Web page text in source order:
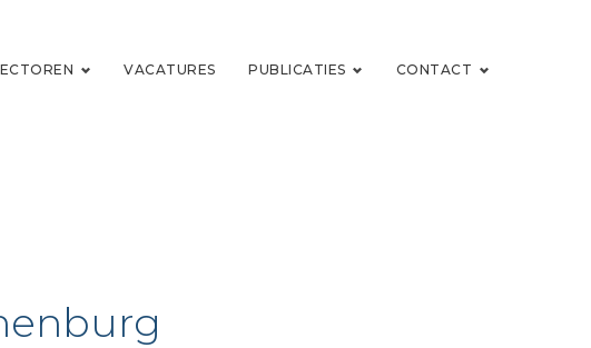
VACATURES PUBLICATIES CONTACT